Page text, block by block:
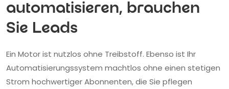
automatisieren, brauchen
Sie Leads
Ein Motor ist nutzlos ohne Treibstoff. Ebenso ist Ihr
Automatisierungssystem machtlos ohne einen stetigen
Strom hochwertiger Abonnenten, die Sie pflegen